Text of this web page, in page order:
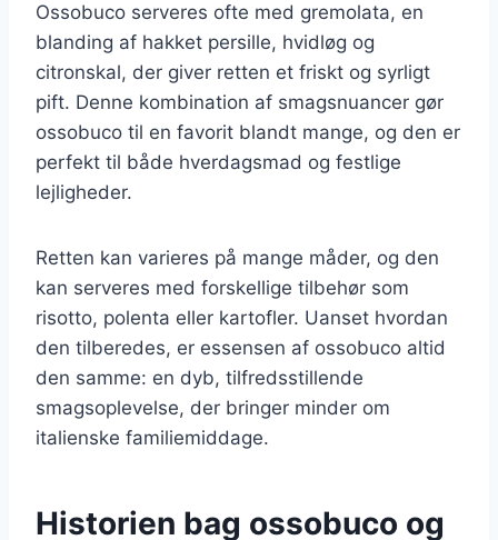
Ossobuco serveres ofte med gremolata, en
blanding af hakket persille, hvidløg og
citronskal, der giver retten et friskt og syrligt
pift. Denne kombination af smagsnuancer gør
ossobuco til en favorit blandt mange, og den er
perfekt til både hverdagsmad og festlige
lejligheder.
Retten kan varieres på mange måder, og den
kan serveres med forskellige tilbehør som
risotto, polenta eller kartofler. Uanset hvordan
den tilberedes, er essensen af ossobuco altid
den samme: en dyb, tilfredsstillende
smagsoplevelse, der bringer minder om
italienske familiemiddage.
Historien bag ossobuco og